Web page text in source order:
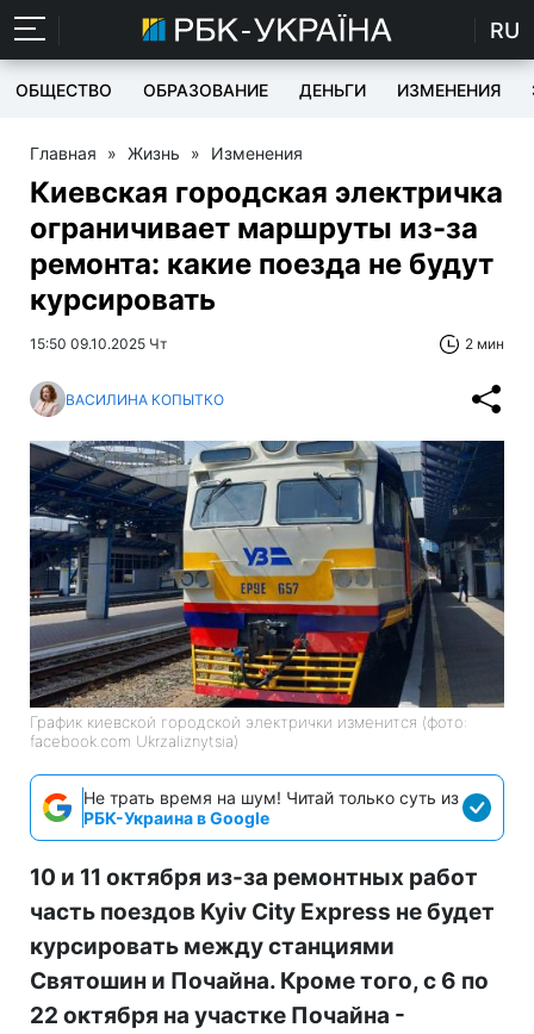
RU
ОБЩЕСТВО ОБРАЗОВАНИЕ ДЕНЬГИ ИЗМЕНЕНИЯ
Главная » Жизнь » Изменения
Киевская городская электричка
ограничивает маршруты из-за
ремонта: какие поезда не будут
курсировать
15:50 09.10.2025 Чт 2 мин
ВАСИЛИНА КОПЫТКО
График киевской городской электрички изменится (фото:
facebook.com Ukrzaliznytsia)
Не трать время на шум! Читай только суть из
РБК-Украина в Google
10 и 11 октября из-за ремонтных работ
часть поездов Kyiv City Express не будет
курсировать между станциями
Святошин и Почайна. Кроме того, с 6 по
22 октября на участке Почайна -